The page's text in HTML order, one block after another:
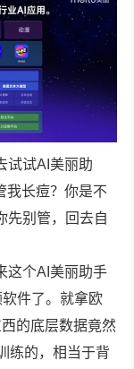
试试AI美丽助
长痘？你是不
先别管，回去自
这个AI美丽助手
软件了。就拿欧
的底层数据竟然
练的，相当于背